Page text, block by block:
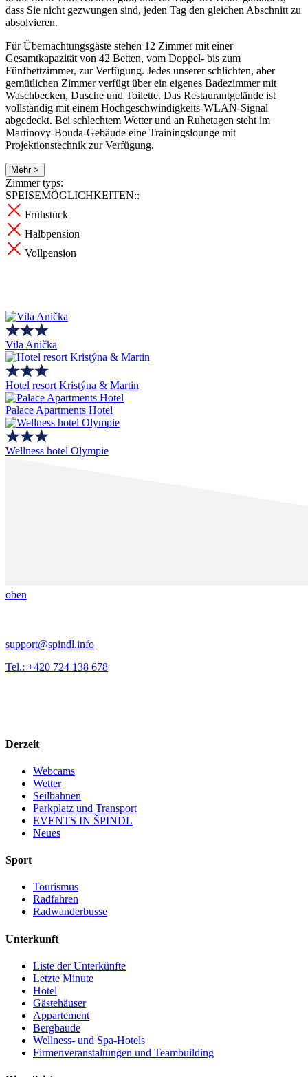
dass Sie nicht gezwungen sind, jeden Tag den gleichen Abschnitt zu
absolvieren.
Für Übernachtungsgäste stehen 12 Zimmer mit einer
Gesamtkapazität von 42 Betten, vom Doppel- bis zum
Fünfbettzimmer, zur Verfügung. Jedes unserer schlichten, aber
gemütlichen Zimmer verfügt über ein eigenes Badezimmer mit
Waschbecken, Dusche und Toilette. Das Restaurantgelände ist
vollständig mit einem Hochgeschwindigkeits-WLAN-Signal
abgedeckt. Bei schlechtem Wetter und an Ruhetagen steht im
Martinovy-Bouda-Gebäude eine Trainingslounge mit
Projektionstechnik zur Verfügung.
Mehr >
Zimmer typs:
SPEISEMÖGLICHKEITEN::
Frühstück
Halbpension
Vollpension
Vila Anička
Hotel resort Kristýna & Martin
Palace Apartments Hotel
Wellness hotel Olympie
oben
support@spindl.info
Tel.: +420 724 138 678
Derzeit
Webcams
Wetter
Seilbahnen
Parkplatz und Transport
EVENTS IN ŠPINDL
Neues
Sport
Tourismus
Radfahren
Radwanderbusse
Unterkunft
Liste der Unterkünfte
Letzte Minute
Hotel
Gästehäuser
Appartement
Bergbaude
Wellness- und Spa-Hotels
Firmenveranstaltungen und Teambuilding